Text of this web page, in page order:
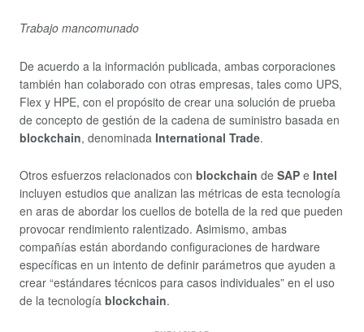
Trabajo mancomunado
De acuerdo a la información publicada, ambas corporaciones
también han colaborado con otras empresas, tales como UPS,
Flex y HPE, con el propósito de crear una solución de prueba
de concepto de gestión de la cadena de suministro basada en
blockchain, denominada International Trade.
Otros esfuerzos relacionados con blockchain de SAP e Intel
incluyen estudios que analizan las métricas de esta tecnología
en aras de abordar los cuellos de botella de la red que pueden
provocar rendimiento ralentizado. Asimismo, ambas
compañías están abordando configuraciones de hardware
específicas en un intento de definir parámetros que ayuden a
crear “estándares técnicos para casos individuales” en el uso
de la tecnología blockchain.